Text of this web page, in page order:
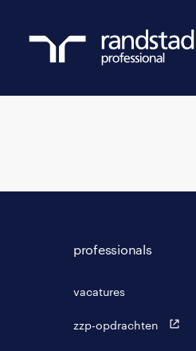
professionals
vacatures
zzp-opdrachten